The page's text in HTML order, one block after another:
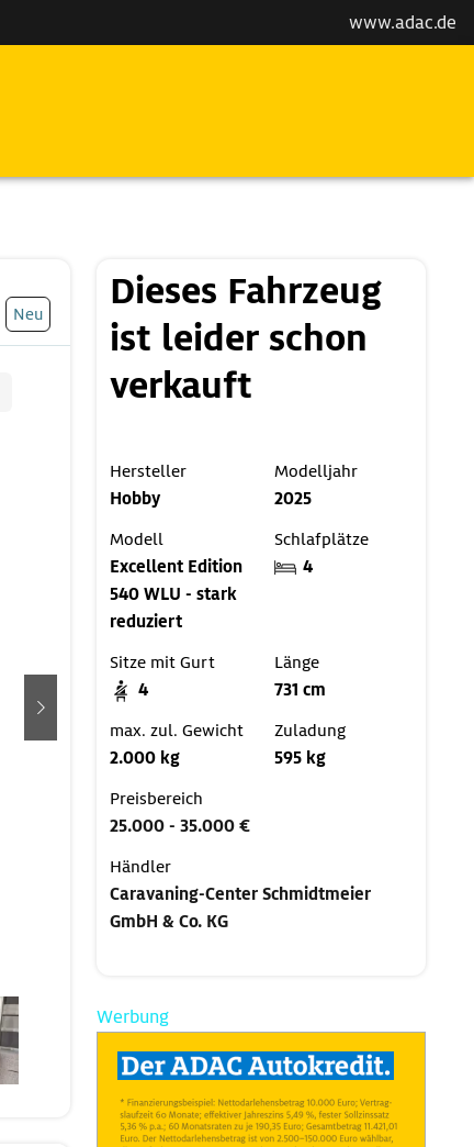
www.adac.de
Neu
weiter
Dieses Fahrzeug
ist leider schon
verkauft
Hersteller
Hobby
Modelljahr
2025
Modell
Excellent Edition
540 WLU - stark
reduziert
Schlafplätze
4
Sitze mit Gurt
4
Länge
731 cm
max. zul. Gewicht
2.000 kg
Zuladung
595 kg
Preisbereich
25.000 - 35.000 €
Händler
Caravaning-Center Schmidtmeier
GmbH & Co. KG
Werbung